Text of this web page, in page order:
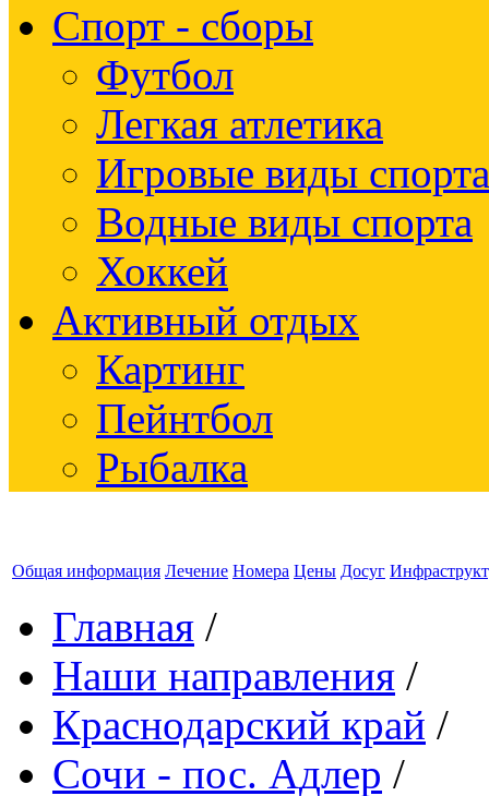
Спорт - сборы
Футбол
Легкая атлетика
Игровые виды спорта
Водные виды спорта
Хоккей
Активный отдых
Картинг
Пейнтбол
Рыбалка
Общая информация Лечение Номера Цены Досуг
Главная /
Наши направления /
Краснодарский край /
Сочи - пос. Адлер /